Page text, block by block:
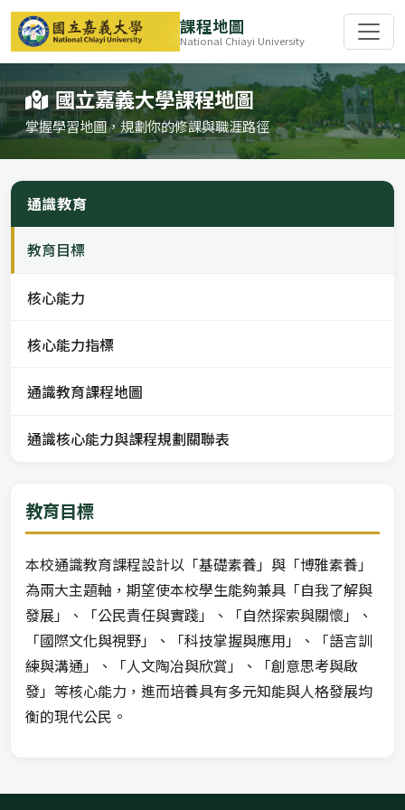
課程地圖
National Chiayi University
國立嘉義大學課程地圖
掌握學習地圖，規劃你的修課與職涯路徑
通識教育
教育目標
核心能力
核心能力指標
通識教育課程地圖
通識核心能力與課程規劃關聯表
教育目標
本校通識教育課程設計以「基礎素養」與「博雅素養」
為兩大主題軸，期望使本校學生能夠兼具「自我了解與
發展」、「公民責任與實踐」、「自然探索與關懷」、
「國際文化與視野」、「科技掌握與應用」、「語言訓
練與溝通」、「人文陶冶與欣賞」、「創意思考與啟
發」等核心能力，進而培養具有多元知能與人格發展均
衡的現代公民。